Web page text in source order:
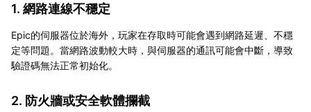
1. 網路連線不穩定
Epic的伺服器位於海外，玩家在存取時可能會遇到網路延遲、不穩
定等問題。當網路波動較大時，與伺服器的通訊可能會中斷，導致
驗證碼無法正常初始化。
2. 防火牆或安全軟體攔截